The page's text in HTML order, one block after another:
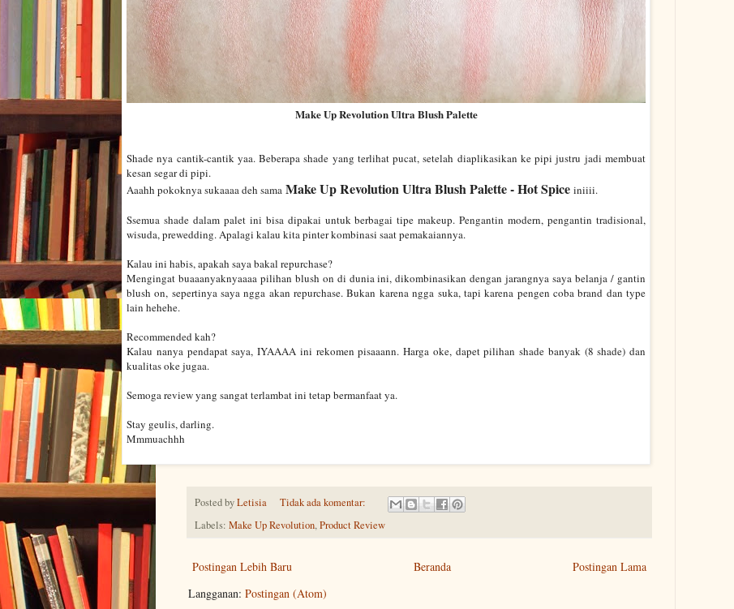
Make Up Revolution Ultra Blush Palette
Shade nya cantik-cantik yaa. Beberapa shade yang terlihat pucat, setelah diaplikasikan ke pipi justru jadi membuat
kesan segar di pipi.
Aaahh pokoknya sukaaaa deh sama Make Up Revolution Ultra Blush Palette - Hot Spice iniiii.
Ssemua shade dalam palet ini bisa dipakai untuk berbagai tipe makeup. Pengantin modern, pengantin tradisional,
wisuda, prewedding. Apalagi kalau kita pinter kombinasi saat pemakaiannya.
Kalau ini habis, apakah saya bakal repurchase?
Mengingat buaaanyaknyaaaa pilihan blush on di dunia ini, dikombinasikan dengan jarangnya saya belanja / gantin
blush on, sepertinya saya ngga akan repurchase. Bukan karena ngga suka, tapi karena pengen coba brand dan type
lain hehehe.
Recommended kah?
Kalau nanya pendapat saya, IYAAAA ini rekomen pisaaann. Harga oke, dapet pilihan shade banyak (8 shade) dan
kualitas oke jugaa.
Semoga review yang sangat terlambat ini tetap bermanfaat ya.
Stay geulis, darling.
Mmmuachhh
Posted byLetisia
Tidak ada komentar:
Labels: Make Up Revolution,Product Review
Postingan Lebih Baru Postingan Lama
Beranda
Langganan: Postingan (Atom)